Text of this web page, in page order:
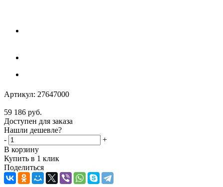
Артикул: 27647000
59 186 руб.
Доступен для заказа
Нашли дешевле?
-
+
В корзину
Купить в 1 клик
Поделиться